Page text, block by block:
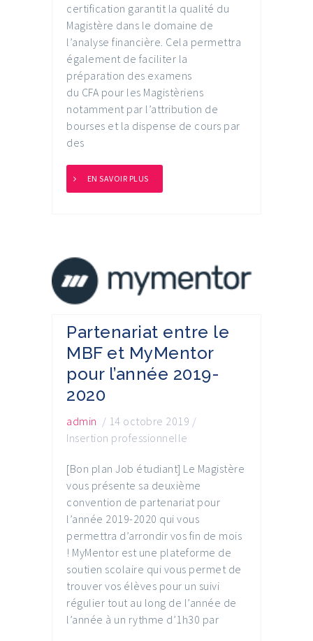
certification garantit la qualité du
Magistère dans le domaine de
l’analyse financière. Cela permettra
également de faciliter la
préparation des examens
du CFA pour les Magistèriens
notamment par l’attribution de
bourses et la dispense de cours par
des
EN SAVOIR PLUS
Partenariat entre le
MBF et MyMentor
pour l’année 2019-
2020
admin / 14 octobre 2019 /
Insertion professionnelle
[Bon plan Job étudiant] Le Magistère
vous présente sa deuxième
convention de partenariat pour
l’année 2019-2020 qui vous
permettra d’arrondir vos fin de mois
! MyMentor est une plateforme de
soutien scolaire qui vous permet de
trouver vos élèves pour un suivi
régulier tout au long de l’année de
l’année à un rythme d’1h30 par